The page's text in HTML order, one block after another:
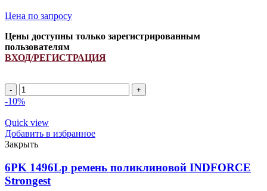
Цена по запросу
Цены доступны только зарегистрированным
пользователям
ВХОД/РЕГИСТРАЦИЯ
Количество
товара
2250/
HXE22087/
L110607/
L115657/
L169273/
R500173/
R521053
-10%
Quick view
Добавить в избранное
Закрыть
6PK 1496Lp ремень поликлиновой INDFORCE
Strongest